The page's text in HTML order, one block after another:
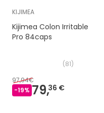
KIJIMEA
Kijimea Colon Irritable
Pro 84caps
(81)
97,94€
-19% 79,36 €